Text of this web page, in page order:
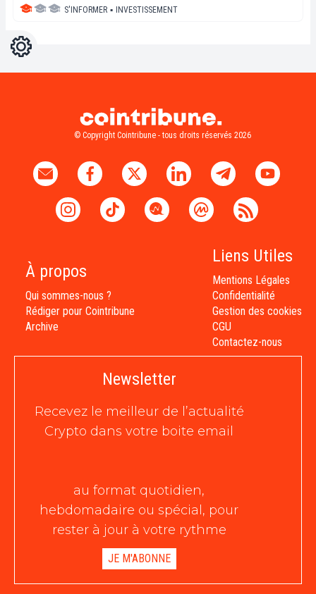
S'INFORMER ▪ INVESTISSEMENT
Réglages
© Copyright Cointribune - tous droits réservés 2026
À propos
Qui sommes-nous ?
Rédiger pour Cointribune
Archive
Liens Utiles
Mentions Légales
Confidentialité
Gestion des cookies
CGU
Contactez-nous
Newsletter
Recevez le meilleur de l’actualité
Crypto dans votre boite email
au format quotidien,
hebdomadaire ou spécial, pour
rester à jour à votre rythme
JE M'ABONNE